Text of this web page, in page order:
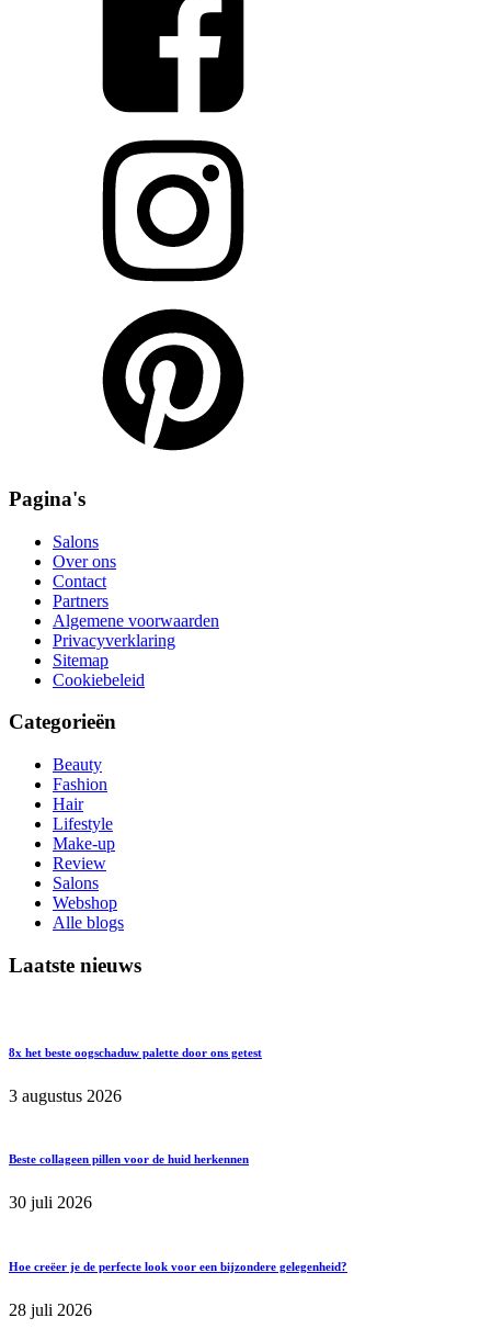
Pagina's
Salons
Over ons
Contact
Partners
Algemene voorwaarden
Privacyverklaring
Sitemap
Cookiebeleid
Categorieën
Beauty
Fashion
Hair
Lifestyle
Make-up
Review
Salons
Webshop
Alle blogs
Laatste nieuws
8x het beste oogschaduw palette door ons getest
3 augustus 2026
Beste collageen pillen voor de huid herkennen
30 juli 2026
Hoe creëer je de perfecte look voor een bijzondere gelegenheid?
28 juli 2026